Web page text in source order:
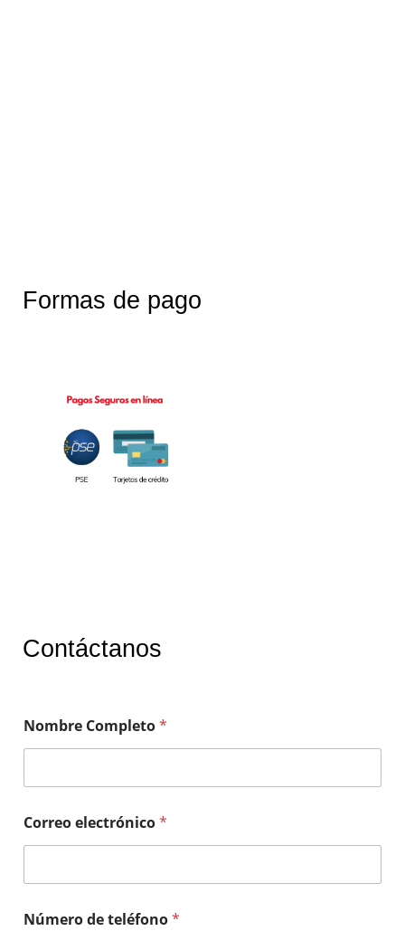
Formas de pago
Contáctanos
Nombre Completo*
Correo electrónico*
Número de teléfono*